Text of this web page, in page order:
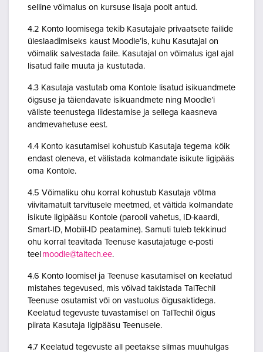
selline võimalus on kursuse lisaja poolt antud.
4.2 Konto loomisega tekib Kasutajale privaatsete failide
üleslaadimiseks kaust Moodle’is, kuhu Kasutajal on
võimalik salvestada faile. Kasutajal on võimalus igal ajal
lisatud faile muuta ja kustutada.
4.3 Kasutaja vastutab oma Kontole lisatud isikuandmete
õigsuse ja täiendavate isikuandmete ning Moodle’i
väliste teenustega liidestamise ja sellega kaasneva
andmevahetuse eest.
4.4 Konto kasutamisel kohustub Kasutaja tegema kõik
endast oleneva, et välistada kolmandate isikute ligipääs
oma Kontole.
4.5 Võimaliku ohu korral kohustub Kasutaja võtma
viivitamatult tarvitusele meetmed, et vältida kolmandate
isikute ligipääsu Kontole (parooli vahetus, ID-kaardi,
Smart-ID, Mobiil-ID peatamine). Samuti tuleb tekkinud
ohu korral teavitada Teenuse kasutajatuge e-posti
teel moodle@taltech.ee.
4.6 Konto loomisel ja Teenuse kasutamisel on keelatud
mistahes tegevused, mis võivad takistada TalTechil
Teenuse osutamist või on vastuolus õigusaktidega.
Keelatud tegevuste tuvastamisel on TalTechil õigus
piirata Kasutaja ligipääsu Teenusele.
4.7 Keelatud tegevuste all peetakse silmas muuhulgas